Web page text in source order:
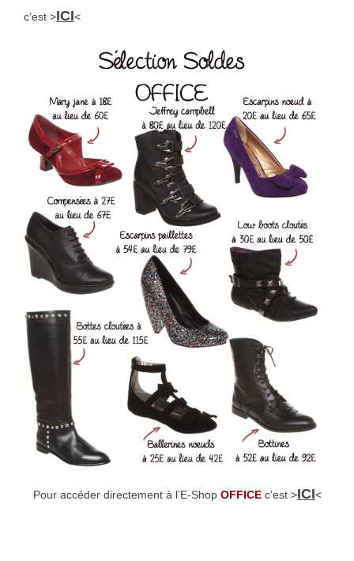
c’est >ICI<
Pour accéder directement à l’E-Shop OFFICE c’est >ICI<